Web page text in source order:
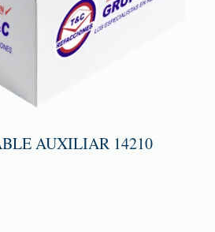
AUXILIAR 14210